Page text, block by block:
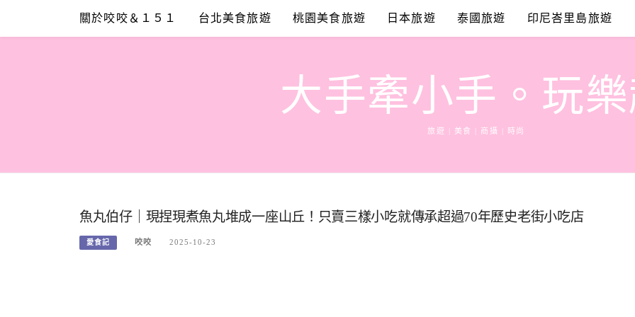
content
關於咬咬＆１５１ 台北美食旅遊 桃園美食旅遊 日本旅遊 泰國旅遊 印尼峇里島旅遊
大手牽小手。玩
旅遊 | 美食 | 商攝 | 時尚
魚丸伯仔｜現捏現煮魚丸堆成一座山丘！只賣三樣小吃就傳承超過70年歷史老街小吃店
愛食記 咬咬 2025-10-23